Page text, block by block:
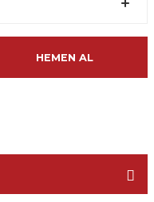
HEMEN AL